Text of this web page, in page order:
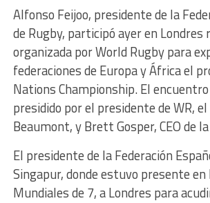
Alfonso Feijoo, presidente de la
de Rugby, participó ayer en Londres
organizada por World Rugby para
federaciones de Europa y África el
Nations Championship. El
presidido por el presidente de WR,
Beaumont, y Brett Gosper, CEO de
El presidente de la Federación
Singapur, donde estuvo presente en
Mundiales de 7, a Londres para